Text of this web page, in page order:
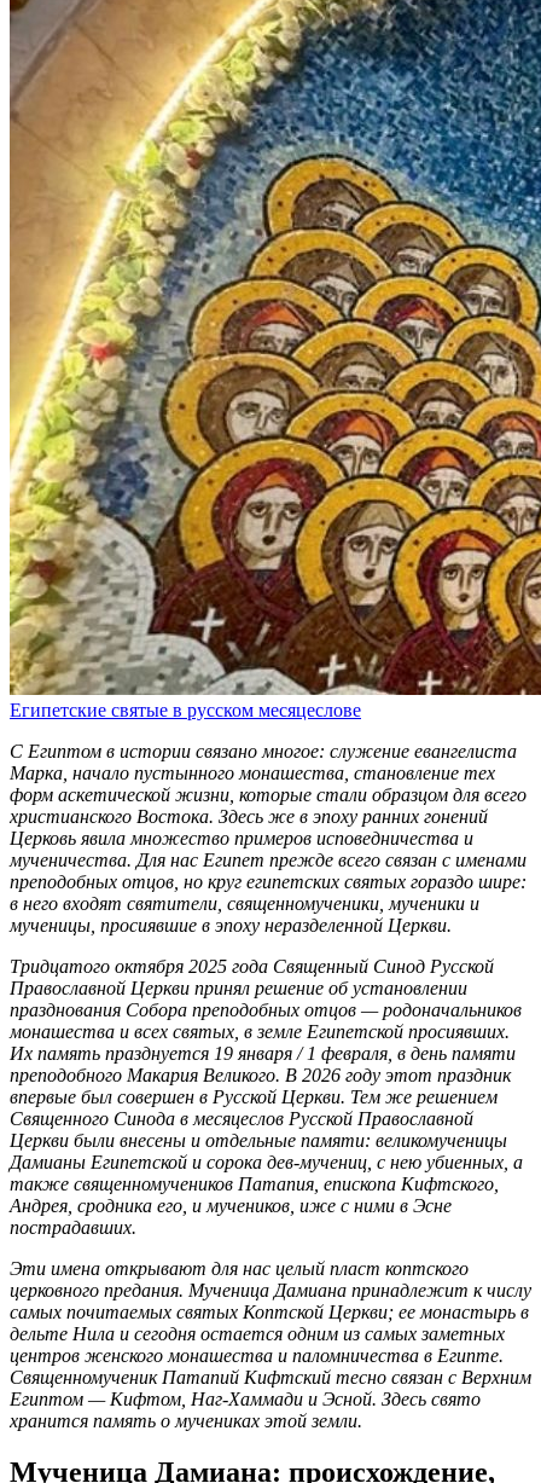
Египетские святые в русском месяцеслове
С Египтом в истории связано многое: служение евангелиста
Марка, начало пустынного монашества, становление тех
форм аскетической жизни, которые стали образцом для всего
христианского Востока. Здесь же в эпоху ранних гонений
Церковь явила множество примеров исповедничества и
мученичества. Для нас Египет прежде всего связан с именами
преподобных отцов, но круг египетских святых гораздо шире:
в него входят святители, священномученики, мученики и
мученицы, просиявшие в эпоху неразделенной Церкви.
Тридцатого октября 2025 года Священный Синод Русской
Православной Церкви принял решение об установлении
празднования Собора преподобных отцов — родоначальников
монашества и всех святых, в земле Египетской просиявших.
Их память празднуется 19 января / 1 февраля, в день памяти
преподобного Макария Великого. В 2026 году этот праздник
впервые был совершен в Русской Церкви. Тем же решением
Священного Синода в месяцеслов Русской Православной
Церкви были внесены и отдельные памяти: великомученицы
Дамианы Египетской и сорока дев-мучениц, с нею убиенных, а
также священномучеников Патапия, епископа Кифтского,
Андрея, сродника его, и мучеников, иже с ними в Эсне
пострадавших.
Эти имена открывают для нас целый пласт коптского
церковного предания. Мученица Дамиана принадлежит к числу
самых почитаемых святых Коптской Церкви; ее монастырь в
дельте Нила и сегодня остается одним из самых заметных
центров женского монашества и паломничества в Египте.
Священномученик Патапий Кифтский тесно связан с Верхним
Египтом — Кифтом, Наг-Хаммади и Эсной. Здесь свято
хранится память о мучениках этой земли.
Мученица Дамиана: происхождение,